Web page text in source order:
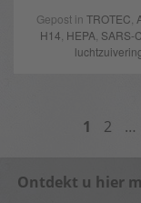
Gepost in TROTEC
H14 HEPA SARS-
BERICHTNAVIGATIE
1 2 …
Ontdekt u hier